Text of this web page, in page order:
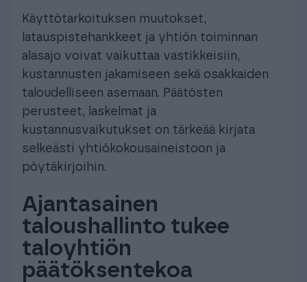
Käyttötarkoituksen muutokset,
latauspistehankkeet ja yhtiön toiminnan
alasajo voivat vaikuttaa vastikkeisiin,
kustannusten jakamiseen sekä osakkaiden
taloudelliseen asemaan. Päätösten
perusteet, laskelmat ja
kustannusvaikutukset on tärkeää kirjata
selkeästi yhtiökokousaineistoon ja
pöytäkirjoihin.
Ajantasainen
taloushallinto tukee
taloyhtiön
päätöksentekoa